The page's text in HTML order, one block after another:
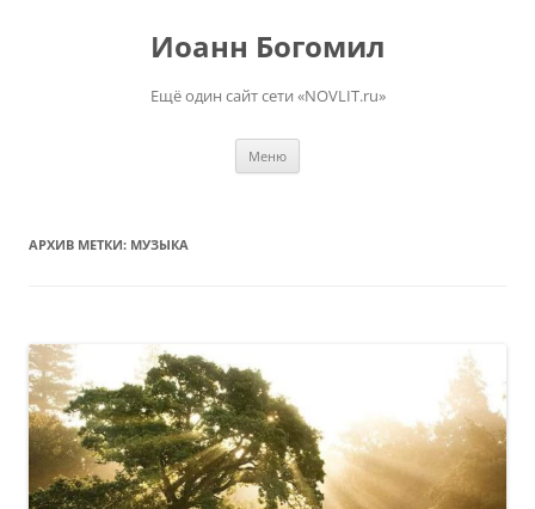
Иоанн Богомил
Ещё один сайт сети «NOVLIT.ru»
Меню
АРХИВ МЕТКИ: МУЗЫКА